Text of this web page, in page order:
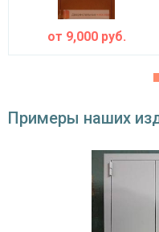
открывания
от 9,000руб.
Примеры наших